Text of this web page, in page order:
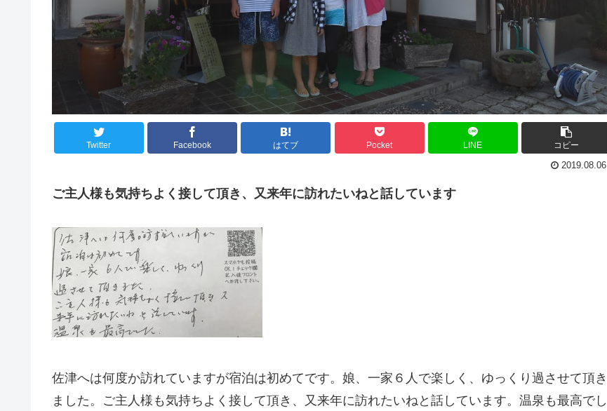
Twitter Facebook はてブ Pocket LINE コピー
2019.08.06
ご主人様も気持ちよく接して頂き、又来年に訪れたいねと話しています
佐津へは何度か訪れていますが宿泊は初めてです。娘、一家６人で楽しく、ゆっくり過させて頂き
ました。ご主人様も気持ちよく接して頂き、又来年に訪れたいねと話しています。温泉も最高でし